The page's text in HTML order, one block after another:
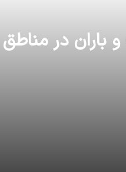
باران در مناطق